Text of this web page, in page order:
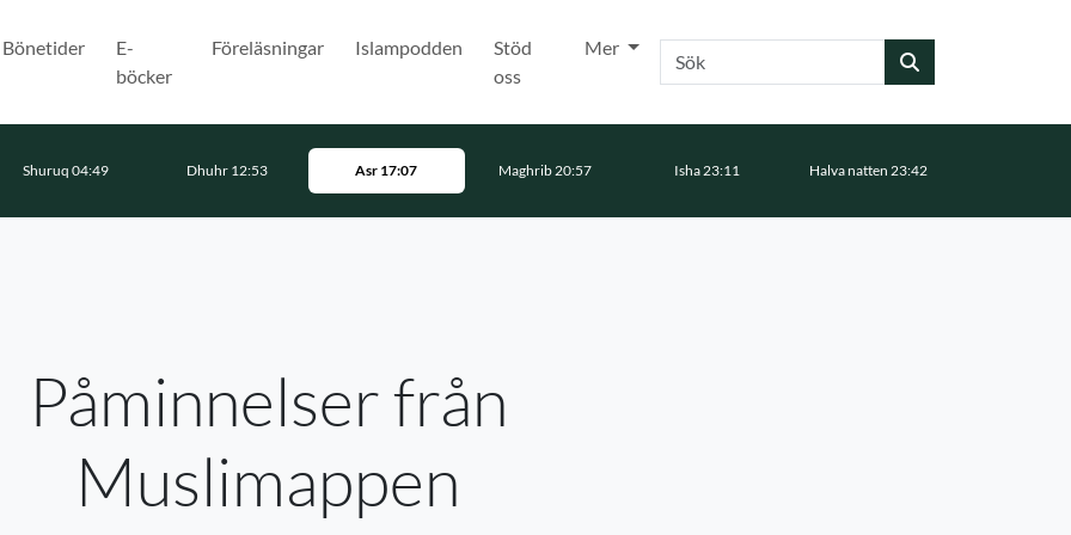
Bönetider
E-
böcker
Föreläsningar Islampodden
Stöd
oss
Mer Sök
Shuruq 04:49 Dhuhr 12:53 Asr 17:07 Maghrib 20:57 Isha 23:11 Halva natten 23:42
Påminnelser från
Muslimappen